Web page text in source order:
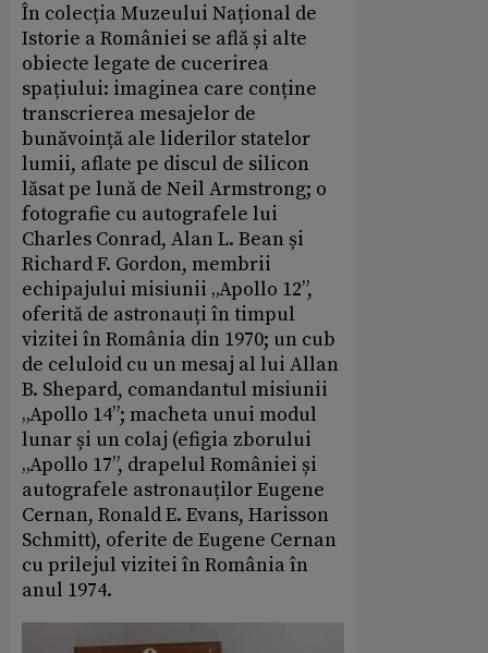
În colecția Muzeului Național de
Istorie a României se află și alte
obiecte legate de cucerirea
spațiului: imaginea care conține
transcrierea mesajelor de
bunăvoință ale liderilor statelor
lumii, aflate pe discul de silicon
lăsat pe lună de Neil Armstrong; o
fotografie cu autografele lui
Charles Conrad, Alan L. Bean și
Richard F. Gordon, membrii
echipajului misiunii „Apollo 12”,
oferită de astronauți în timpul
vizitei în România din 1970; un cub
de celuloid cu un mesaj al lui Allan
B. Shepard, comandantul misiunii
„Apollo 14”; macheta unui modul
lunar și un colaj (efigia zborului
„Apollo 17”, drapelul României și
autografele astronauților Eugene
Cernan, Ronald E. Evans, Harisson
Schmitt), oferite de Eugene Cernan
cu prilejul vizitei în România în
anul 1974.